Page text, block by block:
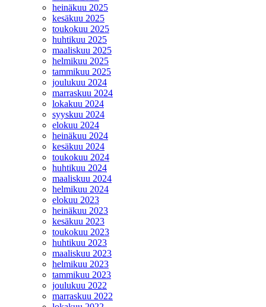
heinäkuu 2025
kesäkuu 2025
toukokuu 2025
huhtikuu 2025
maaliskuu 2025
helmikuu 2025
tammikuu 2025
joulukuu 2024
marraskuu 2024
lokakuu 2024
syyskuu 2024
elokuu 2024
heinäkuu 2024
kesäkuu 2024
toukokuu 2024
huhtikuu 2024
maaliskuu 2024
helmikuu 2024
elokuu 2023
heinäkuu 2023
kesäkuu 2023
toukokuu 2023
huhtikuu 2023
maaliskuu 2023
helmikuu 2023
tammikuu 2023
joulukuu 2022
marraskuu 2022